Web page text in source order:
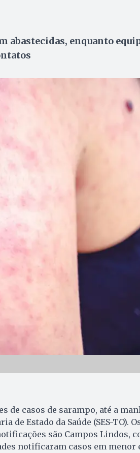
abastecidas, enquanto
de casos de sarampo, até a
de Estado da Saúde (SES-TO).
são Campos Lindos,
notificaram casos em menor